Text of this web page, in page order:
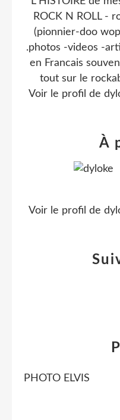
PHOTO ELVIS
ROCK N ROLL -
(pionnier-doo
.photos -videos -
en Francais
tout sur le
Voir le profil de
À
Voir le profil de